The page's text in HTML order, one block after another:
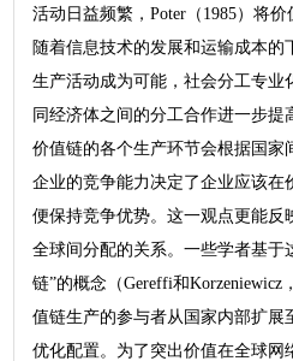
活动日益频繁，Poter（1985）将价
随着信息技术的发展和运输成本的
生产活动成为可能，社会分工专业
同经济体之间的分工合作进一步提
价值链的各个生产环节会根据国家
企业的竞争能力决定了企业应该在
便保持竞争优势。这一观点更能反
全球间分配的关系。一些学者基于
链”的概念（Gereffi和Korzeniewicz
值链生产的参与者从国家内部扩展
优化配置。为了突出价值在全球网